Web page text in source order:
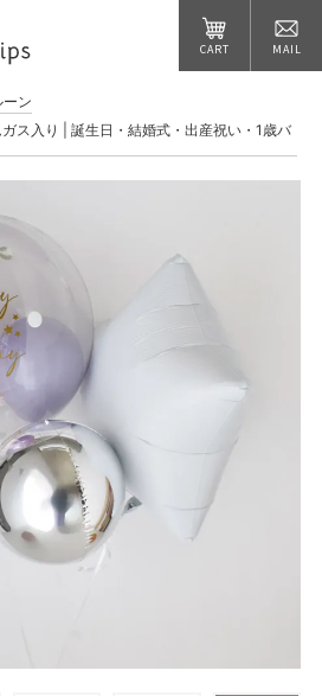
CART MAIL
ン
ス入り | 誕生日・結婚式・出産祝い・1歳バ